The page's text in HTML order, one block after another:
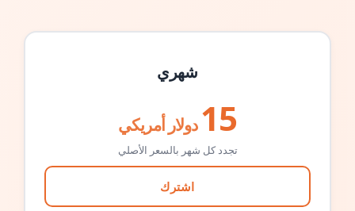
شهري
15 دولار أمريكي
تجدد كل شهر بالسعر الأصلي
اشترك